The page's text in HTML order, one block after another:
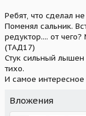
Ребят, что сделал
Поменял сальник.
редуктор.... от
(ТАД17)
Стук сильный
тихо.
И самое интересное
Вложения